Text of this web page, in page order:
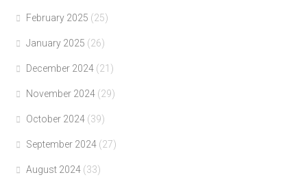
February 2025 (25)
January 2025 (26)
December 2024 (21)
November 2024 (29)
October 2024 (39)
September 2024 (27)
August 2024 (33)